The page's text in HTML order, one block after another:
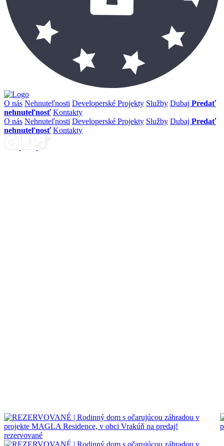
O nás Nehnuteľnosti Developerské Projekty Služby Dubaj Predať
nehnuteľnosť Kontakty
O nás Nehnuteľnosti Developerské Projekty Služby Dubaj Predať
nehnuteľnosť Kontakty
rezervované